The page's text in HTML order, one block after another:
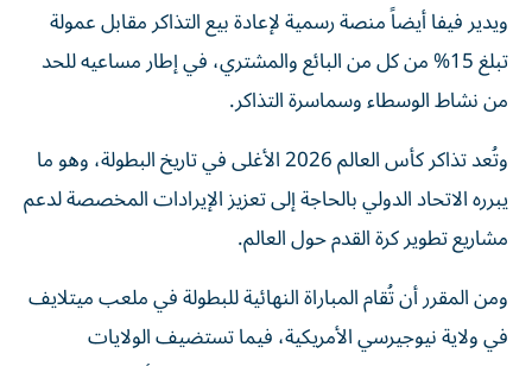
ويدير فيفا أيضاً منصة رسمية لإعادة بيع التذاكر مقابل عمولة
تبلغ 15% من كل من البائع والمشتري، في إطار مساعيه للحد
من نشاط الوسطاء وسماسرة التذاكر.
وتُعد تذاكر كأس العالم 2026 الأغلى في تاريخ البطولة، وهو ما
يبرره الاتحاد الدولي بالحاجة إلى تعزيز الإيرادات المخصصة لدعم
مشاريع تطوير كرة القدم حول العالم.
ومن المقرر أن تُقام المباراة النهائية للبطولة في ملعب ميتلايف
في ولاية نيوجيرسي الأمريكية، فيما تستضيف الولايات